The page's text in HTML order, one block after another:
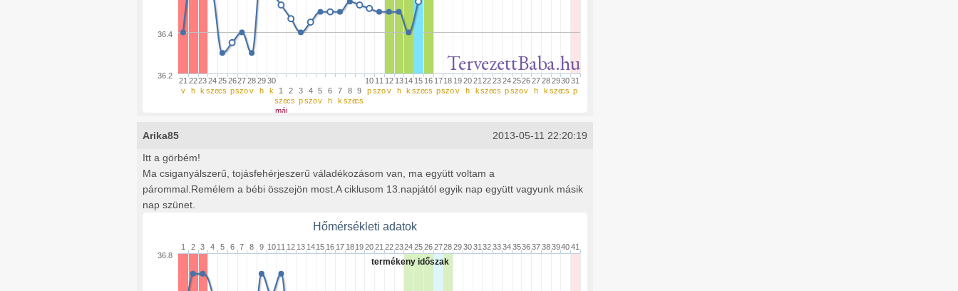
21
v
22
h
23
k
24
sze
25
cs
26
p
27
szo
28
v
29
h
30
k
1
sze
máj
2
cs
3
p
4
szo
5
v
6
h
7
k
8
sze
9
cs
10
p
11
szo
12
v
13
h
14
k
15
sze
16
cs
17
p
18
szo
19
v
20
h
21
k
22
sze
23
cs
24
p
25
szo
26
v
27
h
28
k
29
sze
30
cs
31
p
36.2
36.4
TervezettBaba.hu
Arika85
2013-05-11 22:20:19
Itt a görbém!
Ma csiganyálszerű, tojásfehérjeszerű váladékozásom van, ma együtt voltam a
párommal.Remélem a bébi összejön most.A ciklusom 13.napjától egyik nap együtt vagyunk másik
nap szünet.
Hőmérsékleti adatok
termékeny időszak
1 2 3 4 5 6 7 8 9 10 11 12 13 14 15 16 17 18 192021 22 232425 26 272829 30 31 3233 34 35363738 394041
36.8